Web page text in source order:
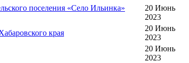
поселения «Село Ильинка»
20 Июнь
2023
края
20 Июнь
2023
20 Июнь
2023